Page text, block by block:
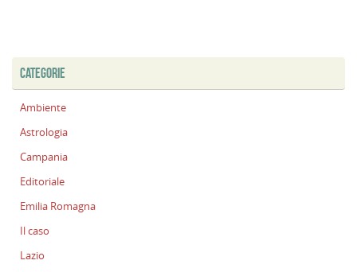
CATEGORIE
Ambiente
Astrologia
Campania
Editoriale
Emilia Romagna
Il caso
Lazio